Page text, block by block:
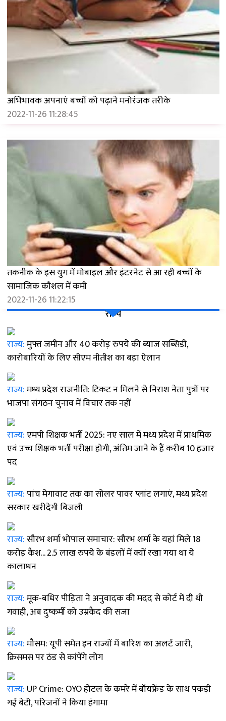
अभिभावक अपनाएं बच्चों को पढ़ाने मनोरंजक तरीके
2022-11-26 11:28:45
तकनीक के इस युग में मोबाइल और इंटरनेट से आ रही बच्चों के
सामाजिक कौशल में कमी
2022-11-26 11:22:15
राज्य
राज्य:मुफ्त जमीन और 40 करोड़ रुपये की ब्याज सब्सिडी,
कारोबारियों के लिए सीएम नीतीश का बड़ा ऐलान
राज्य:मध्य प्रदेश राजनीति: टिकट न मिलने से निराश नेता पुत्रों पर
भाजपा संगठन चुनाव में विचार तक नहीं
राज्य:एमपी शिक्षक भर्ती 2025: नए साल में मध्य प्रदेश में प्राथमिक
एवं उच्च शिक्षक भर्ती परीक्षा होगी, अंतिम जाने के हैं करीब 10 हजार
पद
राज्य:पांच मेगावाट तक का सोलर पावर प्लांट लगाएं, मध्य प्रदेश
सरकार खरीदेगी बिजली
राज्य:सौरभ शर्मा भोपाल समाचार: सौरभ शर्मा के यहां मिले 18
करोड़ कैश... 2.5 लाख रुपये के बंडलों में क्यों रखा गया था ये
कालाधन
राज्य:मूक-बधिर पीड़िता ने अनुवादक की मदद से कोर्ट में दी थी
गवाही, अब दुष्कर्मी को उम्रकैद की सजा
राज्य:मौसम: यूपी समेत इन राज्यों में बारिश का अलर्ट जारी,
क्रिसमस पर ठंड से कांपेंगे लोग
राज्य: UP Crime: OYO होटल के कमरे में बॉयफ्रेंड के साथ पकड़ी
गई बेटी, परिजनों ने किया हंगामा